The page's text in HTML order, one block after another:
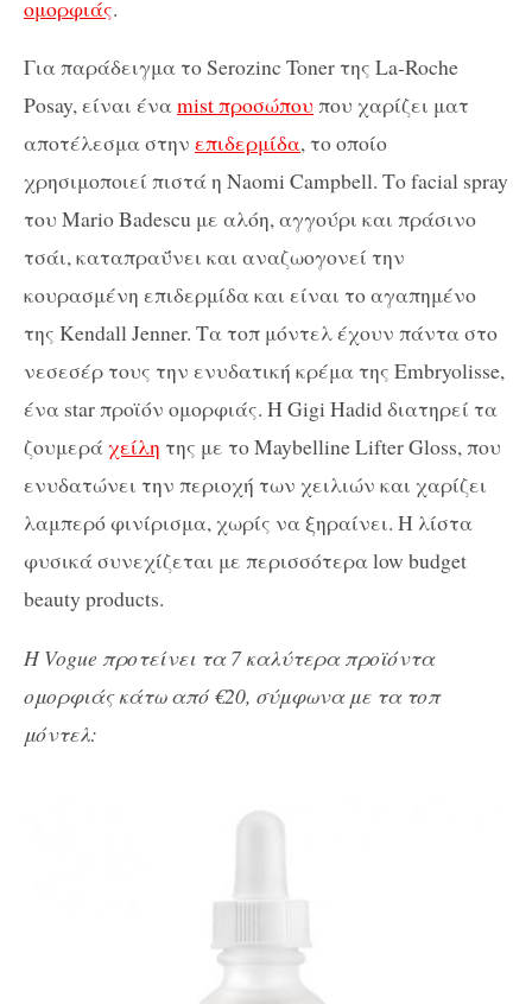
ομορφιάς.
Για παράδειγμα το Serozinc Toner της La-Roche
Posay, είναι έναmist προσώπου που χαρίζει ματ
αποτέλεσμα στην επιδερμίδα, το οποίο
χρησιμοποιεί πιστά η Naomi Campbell. Το facial spray
του Mario Badescu με αλόη, αγγούρι και πράσινο
τσάι, καταπραΰνει και αναζωογονεί την
κουρασμένη επιδερμίδα και είναι το αγαπημένο
της Kendall Jenner. Τα τοπ μόντελ έχουν πάντα στο
νεσεσέρ τους την ενυδατική κρέμα της Embryolisse,
ένα star προϊόν ομορφιάς. Η Gigi Hadid διατηρεί τα
ζουμεράχείλη της με το Maybelline Lifter Gloss, που
ενυδατώνει την περιοχή των χειλιών και χαρίζει
λαμπερό φινίρισμα, χωρίς να ξηραίνει. Η λίστα
φυσικά συνεχίζεται με περισσότερα low budget
beauty products.
Η Vogue προτείνει τα 7 καλύτερα προϊόντα
ομορφιάς κάτω από €20, σύμφωνα με τα τοπ
μόντελ: